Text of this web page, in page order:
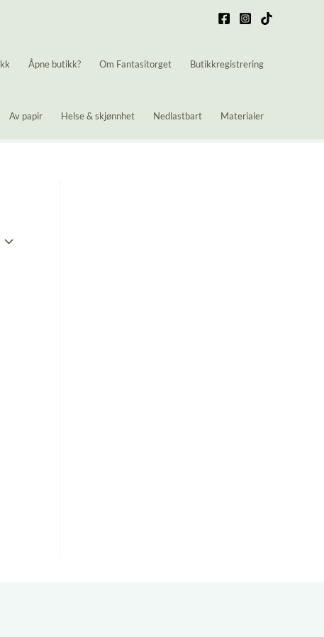
Åpne butikk? Om Fantasitorget Butikkregistrering
Av papir Helse & skjønnhet Nedlastbart Materialer